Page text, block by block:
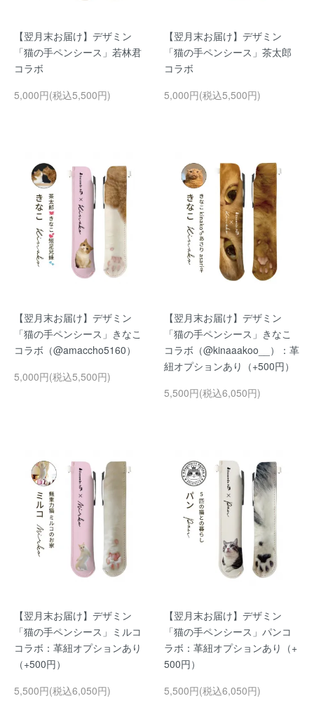
【翌月末お届け】デザミン
「猫の手ペンシース」若林君
コラボ
5,000円(税込5,500円)
【翌月末お届け】デザミン
「猫の手ペンシース」茶太郎
コラボ
5,000円(税込5,500円)
【翌月末お届け】デザミン
「猫の手ペンシース」きなこ
コラボ（@amaccho5160）
5,000円(税込5,500円)
【翌月末お届け】デザミン
「猫の手ペンシース」きなこ
コラボ（@kinaaakoo__）：革
紐オプションあり（+500円）
5,500円(税込6,050円)
【翌月末お届け】デザミン
「猫の手ペンシース」ミルコ
コラボ：革紐オプションあり
（+500円）
5,500円(税込6,050円)
【翌月末お届け】デザミン
「猫の手ペンシース」パンコ
ラボ：革紐オプションあり（+
500円）
5,500円(税込6,050円)